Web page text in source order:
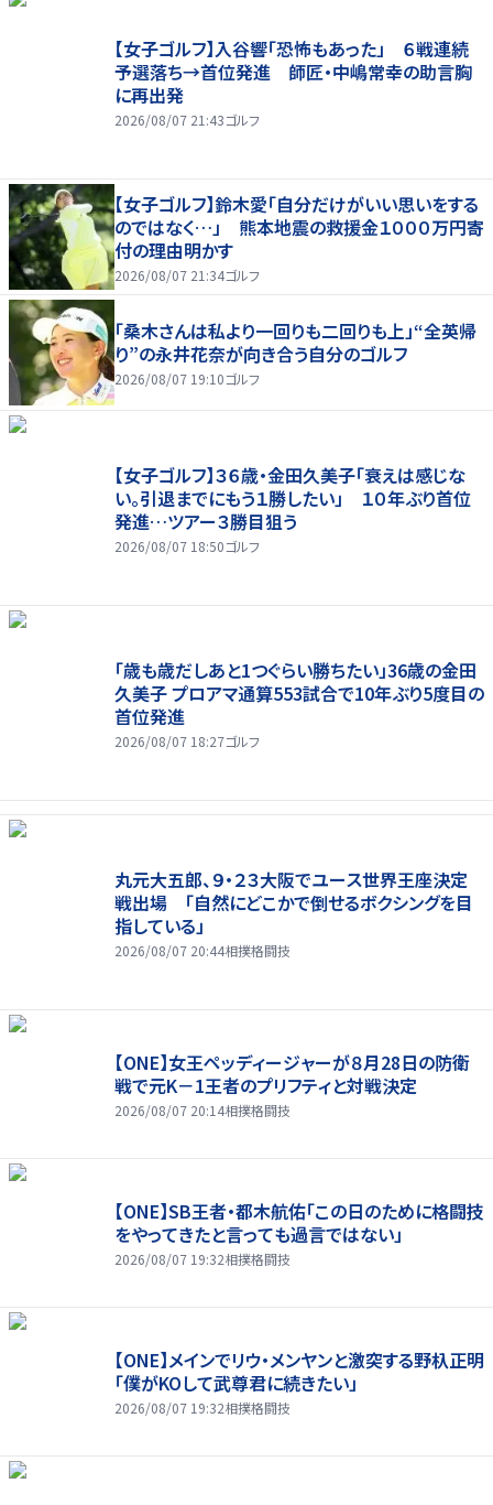
【女子ゴルフ】入谷響「恐怖もあった」 ６戦連続
予選落ち→首位発進 師匠・中嶋常幸の助言胸
に再出発
2026/08/07 21:43ゴルフ
【女子ゴルフ】鈴木愛「自分だけがいい思いをする
のではなく…」 熊本地震の救援金１０００万円寄
付の理由明かす
2026/08/07 21:34ゴルフ
「桑木さんは私より一回りも二回りも上」“全英帰
り”の永井花奈が向き合う自分のゴルフ
2026/08/07 19:10ゴルフ
【女子ゴルフ】３６歳・金田久美子「衰えは感じな
い。引退までにもう１勝したい」 １０年ぶり首位
発進…ツアー３勝目狙う
2026/08/07 18:50ゴルフ
「歳も歳だしあと1つぐらい勝ちたい」36歳の金田
久美子 プロアマ通算553試合で10年ぶり5度目の
首位発進
2026/08/07 18:27ゴルフ
丸元大五郎、９・２３大阪でユース世界王座決定
戦出場 「自然にどこかで倒せるボクシングを目
指している」
2026/08/07 20:44相撲格闘技
【ONE】女王ペッディージャーが８月28日の防衛
戦で元K－1王者のプリフティと対戦決定
2026/08/07 20:14相撲格闘技
【ONE】SB王者・都木航佑「この日のために格闘技
をやってきたと言っても過言ではない」
2026/08/07 19:32相撲格闘技
【ONE】メインでリウ・メンヤンと激突する野杁正明
「僕がKOして武尊君に続きたい」
2026/08/07 19:32相撲格闘技